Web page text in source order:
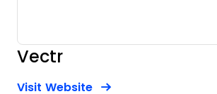
Vectr
Visit WebsiteOpens New Window